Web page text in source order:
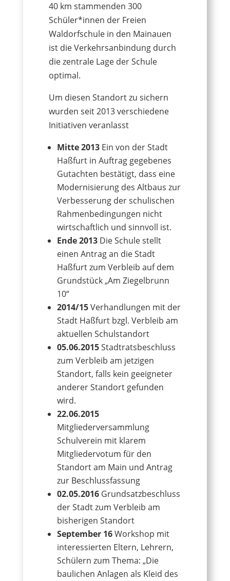
40 km stammenden 300
Schüler*innen der Freien
Waldorfschule in den Mainauen
ist die Verkehrsanbindung durch
die zentrale Lage der Schule
optimal.
Um diesen Standort zu sichern
wurden seit 2013 verschiedene
Initiativen veranlasst
Mitte 2013Ein von der Stadt
Haßfurt in Auftrag gegebenes
Gutachten bestätigt, dass eine
Modernisierung des Altbaus zur
Verbesserung der schulischen
Rahmenbedingungen nicht
wirtschaftlich und sinnvoll ist.
Ende 2013Die Schule stellt
einen Antrag an die Stadt
Haßfurt zum Verbleib auf dem
Grundstück „Am Ziegelbrunn
10“
2014/15Verhandlungen mit der
Stadt Haßfurt bzgl. Verbleib am
aktuellen Schulstandort
05.06.2015Stadtratsbeschluss
zum Verbleib am jetzigen
Standort, falls kein geeigneter
anderer Standort gefunden
wird.
22.06.2015
Mitgliederversammlung
Schulverein mit klarem
Mitgliedervotum für den
Standort am Main und Antrag
zur Beschlussfassung
02.05.2016Grundsatzbeschluss
der Stadt zum Verbleib am
bisherigen Standort
September 16Workshop mit
interessierten Eltern, Lehrern,
Schülern zum Thema: „Die
baulichen Anlagen als Kleid des